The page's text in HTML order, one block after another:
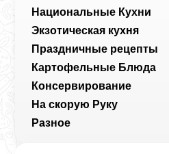
Национальные Кухни
Экзотическая кухня
Праздничные рецепты
Картофельные Блюда
Консервирование
На скорую Руку
Разное